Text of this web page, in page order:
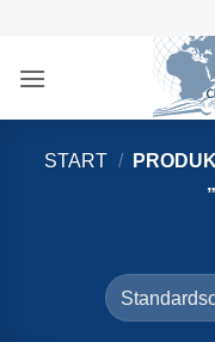
springen
START /